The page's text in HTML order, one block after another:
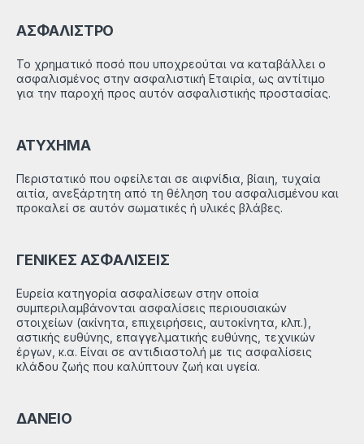
ΑΣΦΑΛΙΣΤΡΟ
Το χρηματικό ποσό που υποχρεούται να καταβάλλει ο
ασφαλισμένος στην ασφαλιστική Εταιρία, ως αντίτιμο
για την παροχή προς αυτόν ασφαλιστικής προστασίας.
ΑΤΥΧΗΜΑ
Περιστατικό που οφείλεται σε αιφνίδια, βίαιη, τυχαία
αιτία, ανεξάρτητη από τη θέληση του ασφαλισμένου και
προκαλεί σε αυτόν σωματικές ή υλικές βλάβες.
ΓΕΝΙΚΕΣ ΑΣΦΑΛΙΣΕΙΣ
Ευρεία κατηγορία ασφαλίσεων στην οποία
συμπεριλαμβάνονται ασφαλίσεις περιουσιακών
στοιχείων (ακίνητα, επιχειρήσεις, αυτοκίνητα, κλπ.),
αστικής ευθύνης, επαγγελματικής ευθύνης, τεχνικών
έργων, κ.α. Είναι σε αντιδιαστολή με τις ασφαλίσεις
κλάδου ζωής που καλύπτουν ζωή και υγεία.
ΔΑΝΕΙΟ